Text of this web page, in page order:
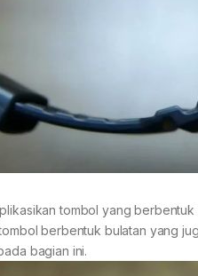
tombol yang
berbentuk bulatan yang
bagian ini.